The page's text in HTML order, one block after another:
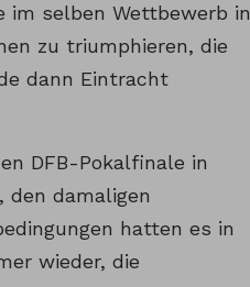
im selben Wettbewerb in
zu triumphieren, die
dann Eintracht
DFB-Pokalfinale in
den damaligen
hatten es in
wieder, die